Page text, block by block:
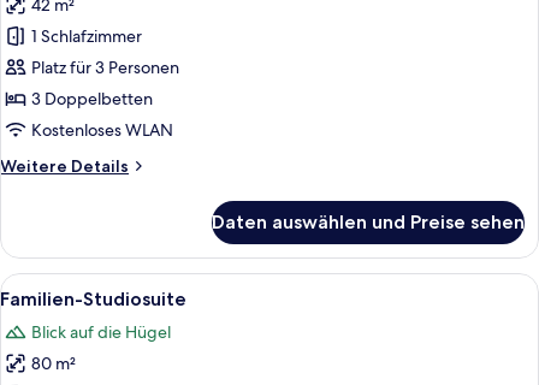
für
Standard-
Dreibettzimmer
anzeigen
1 Schlafzimmer
Platz für 3 Personen
3 Doppelbetten
Kostenloses WLAN
Weitere Details
Weitere
Dreibettzimmer
Daten auswählen und Preise sehen
Alle
Fotos
für
Familien-
Ein Hotelzimmer mit Bett,
14
Familien-Studiosuite
Blick auf die Hügel
80 m²